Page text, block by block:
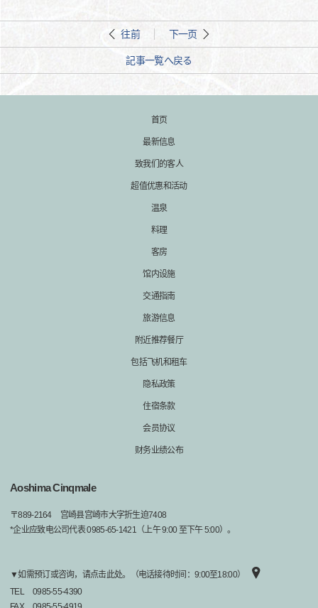
往前 下一页
記事一覧へ戻る
首页
最新信息
致我们的客人
超值优惠和活动
温泉
料理
客房
馆内设施
交通指南
旅游信息
附近推荐餐厅
包括飞机和租车
隐私政策
住宿条款
会员协议
财务业绩公布
Aoshima Cinqmale
〒889-2164
宫崎县宫崎市大字折生迫7408
*企业应致电公司代表 0985-65-1421（上午 9:00 至下午 5:00）。
▼如需预订或咨询，请点击此处。（电话接待时间：9:00至18:00）
TEL
0985-55-4390